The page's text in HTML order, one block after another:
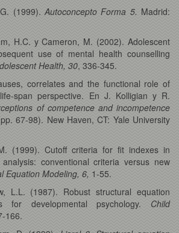
(1999). Autoconcepto Forma 5. Madrid:
H.C. y Cameron, M. (2002). Adolescent
use of mental health counselling
Health, 30, 336-345.
correlates and the functional role of
span perspective. En J. Kolligian y R.
of competence and incompetence
67-98). New Haven, CT: Yale University
(1999). Cutoff criteria for fit indexes in
conventional criteria versus new
Equation Modeling, 6, 1-55.
L.L. (1987). Robust structural equation
for developmental psychology. Child
166.